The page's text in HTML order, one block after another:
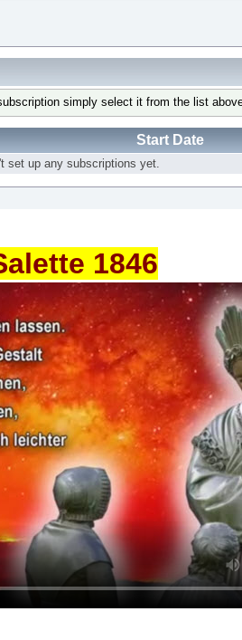
simply select it from the list
Start Date
set up any subscriptions yet.
1846